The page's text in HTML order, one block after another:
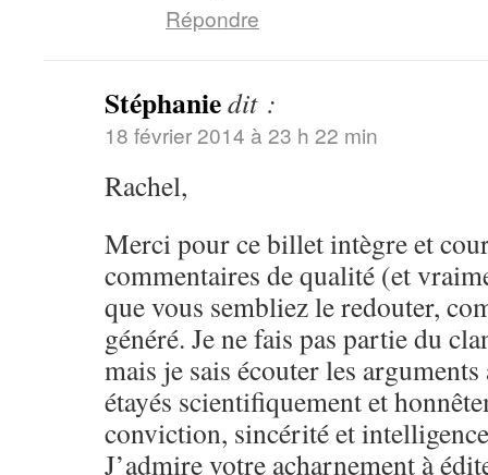
Répondre
Stéphaniedit :
18 février 2014 à 23 h 22 min
Rachel,
Merci pour ce billet intègre et
commentaires de qualité (et
que vous sembliez le redouter,
généré. Je ne fais pas partie du
mais je sais écouter les
étayés scientifiquement et
conviction, sincérité et
J’admire votre acharnement à